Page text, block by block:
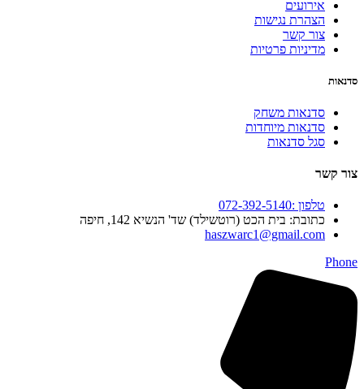
אירועים
הצהרת נגישות
צור קשר
מדיניות פרטיות
סדנאות
סדנאות משחק
סדנאות מיוחדות
סגל סדנאות
צור קשר
טלפון :072-392-5140
כתובת: בית הכט (רוטשילד) שד' הנשיא 142, חיפה
haszwarc1@gmail.com
Phone